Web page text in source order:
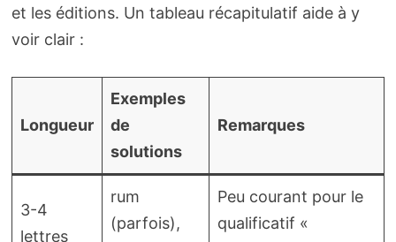
et les éditions. Un tableau récapitulatif aide à y
voir clair :
Longueur
Exemples
de
solutions
Remarques
3-4
lettres
rum
(parfois),
Peu courant pour le
qualificatif «